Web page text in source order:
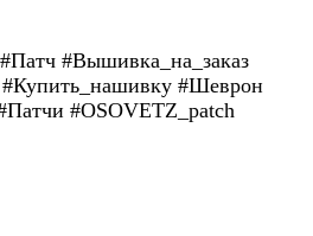
#Вышивка_на_заказ
#Шеврон
#OSOVETZ_patch